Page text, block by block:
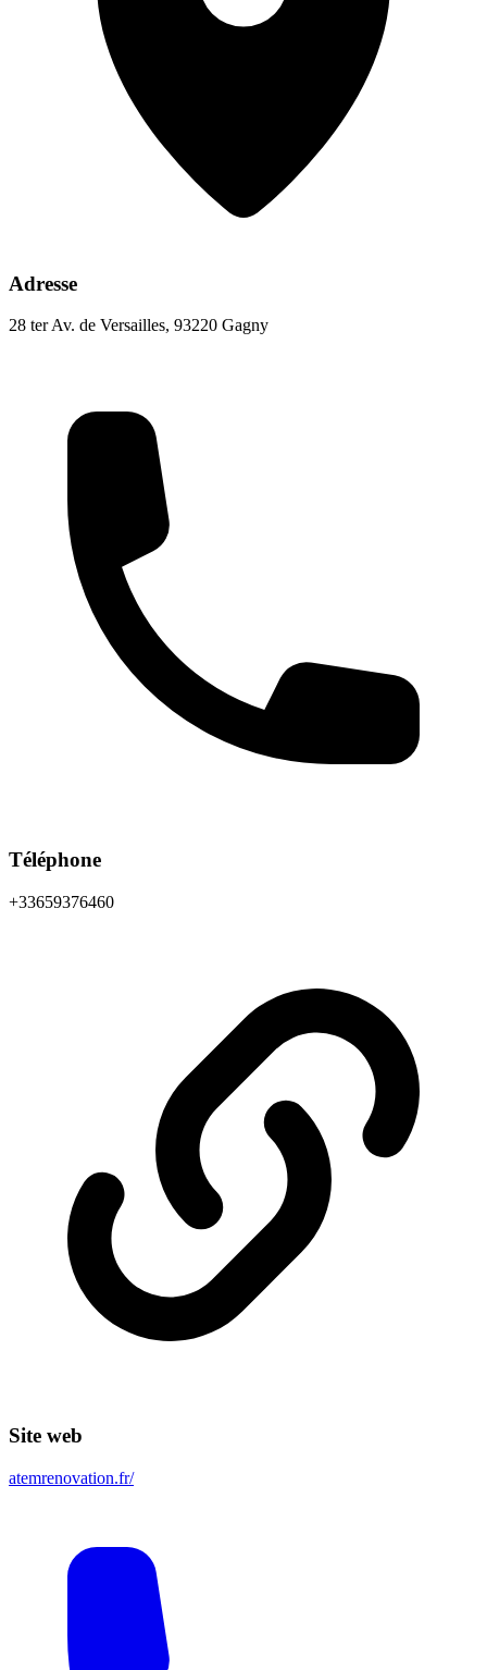
Adresse
28 ter Av. de Versailles, 93220 Gagny
Téléphone
+33659376460
Site web
atemrenovation.fr/